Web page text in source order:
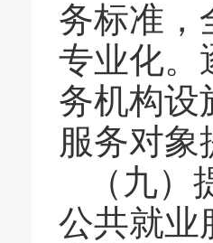
务标准，
专业化。
务机构设
服务对象
（九
公共就业